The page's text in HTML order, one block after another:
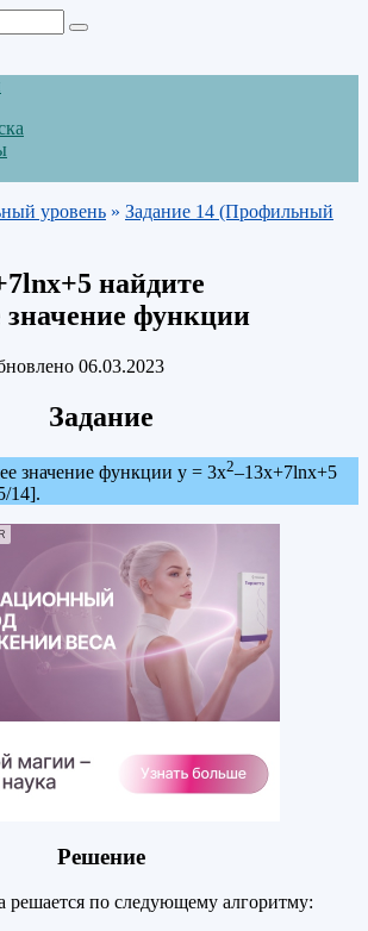
уровень » Задание 14 (Профильный
найдите
функции
06.03.2023
Задание
значение функции y = 3х2–13х+7lnх+5
14].
Решение
решается по следующему алгоритму: